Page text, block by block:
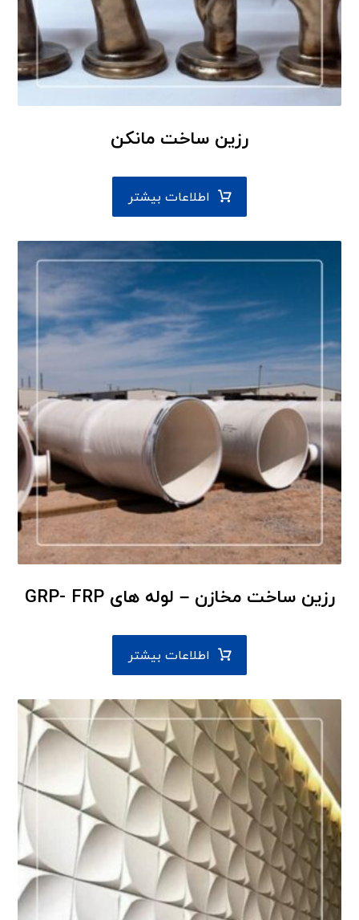
رزین ساخت مانکن
اطلاعات بیشتر
رزین ساخت مخازن – لوله های GRP- FRP
اطلاعات بیشتر